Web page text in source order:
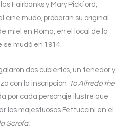
Fairbanks y Mary Pickford,
cine mudo, probaran su original
miel en Roma, en el local de la
se mudó en 1914.
dos cubiertos, un tenedor y
con la inscripción: To Alfredo the
por cada personaje ilustre que
los majestuosos Fettuccini en el
Scrofa.